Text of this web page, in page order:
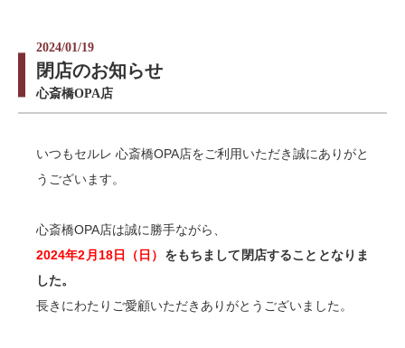
2024/01/19
閉店のお知らせ
心斎橋OPA店
いつもセルレ 心斎橋OPA店をご利用いただき誠にありがと
うございます。
心斎橋OPA店は誠に勝手ながら、
2024年2月18日（日） をもちまして閉店することとなりま
した。
長きにわたりご愛顧いただきありがとうございました。